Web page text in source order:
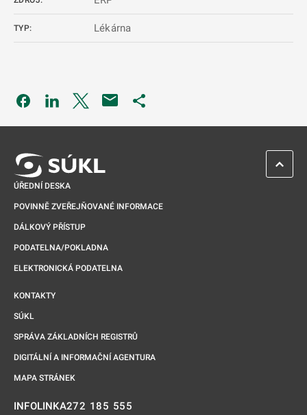
TYP: Lékárna
Odkaz se otevře na nové kartě
Odkaz se otevře na nové kartě
Odkaz se otevře na nové kartě
ÚŘEDNÍ DESKA
POVINNĚ ZVEŘEJŇOVANÉ INFORMACE
DÁLKOVÝ PŘÍSTUP
PODATELNA/POKLADNA
ELEKTRONICKÁ PODATELNA
KONTAKTY
SÚKL
SPRÁVA ZÁKLADNÍCH REGISTRŮ
DIGITÁLNÍ A INFORMAČNÍ AGENTURA
MAPA STRÁNEK
INFOLINKA272 185 555
ZPĚT